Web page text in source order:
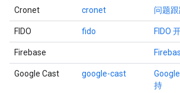
Cronet cronet 问题
FIDO fido FIDO
Firebase
Google Cast google-cast
持